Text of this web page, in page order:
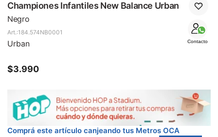
Championes Infantiles New Balance Urban
Negro
Contacto
184.574NB0001
Urban
$3.990
Comprá este artículo canjeando tus Metros OCA